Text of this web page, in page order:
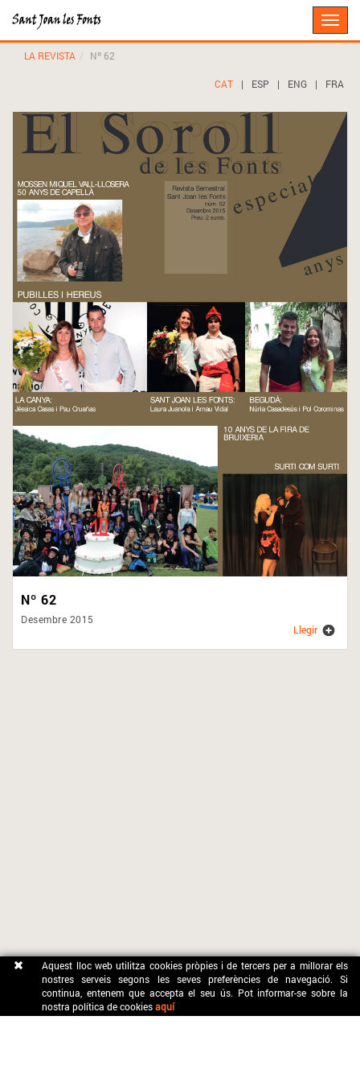
Toggle
LA REVISTA
Nº 62
CAT | ESP | ENG | FRA
Nº 62
Desembre 2015
Llegir
Aquest lloc web utilitza cookies pròpies i de tercers per a millorar els
nostres serveis segons les seves preferències de navegació. Si
continua, entenem que accepta el seu ús. Pot informar-se sobre la
nostra política de cookiesaquí